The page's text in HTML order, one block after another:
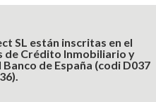
SL están inscritas en el
de Crédito Inmobiliario y
de España (codi D037